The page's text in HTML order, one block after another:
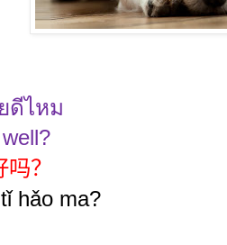
ดีไหม
？
hǎo ma?